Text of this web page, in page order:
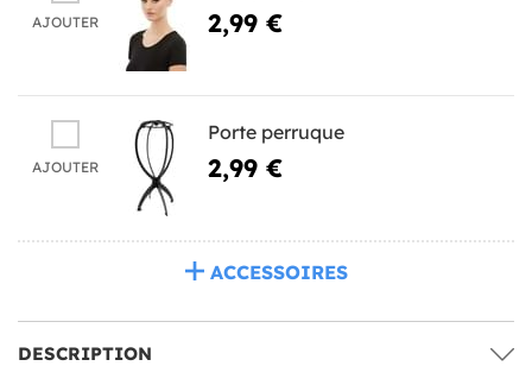
AJOUTER 2,99 €
AJOUTER
Porte perruque
2,99 €
ACCESSOIRES
DESCRIPTION